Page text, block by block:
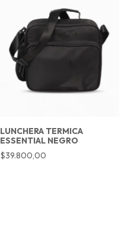
LUNCHERA TERMICA
ESSENTIAL NEGRO
$39.800,00